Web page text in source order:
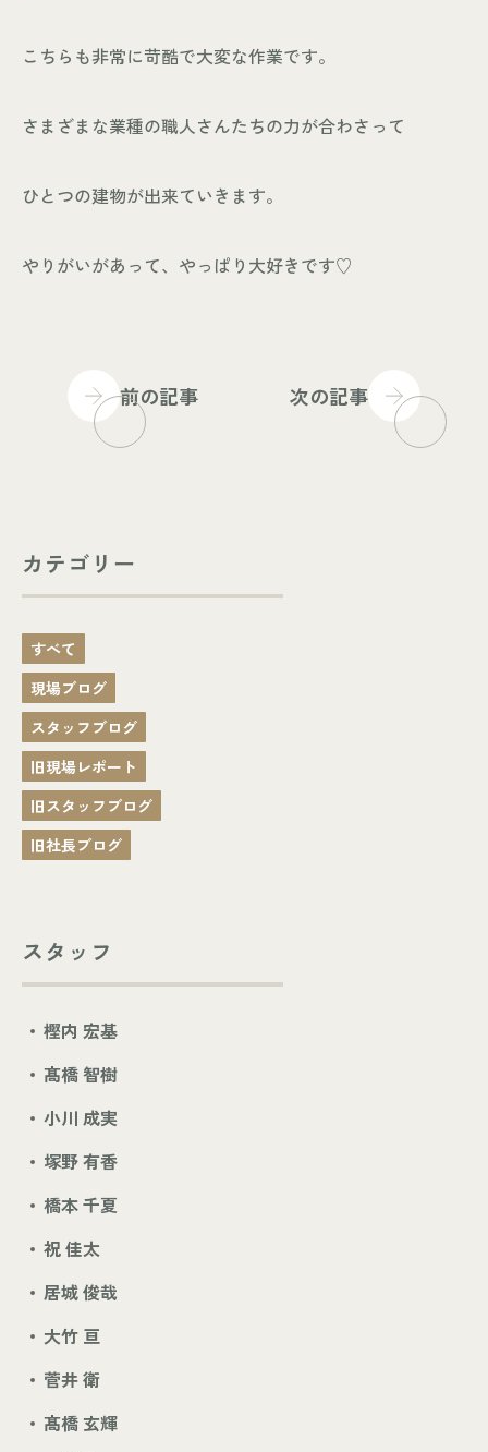
カテゴリー
すべて
現場ブログ
スタッフブログ
旧現場レポート
旧スタッフブログ
旧社長ブログ
スタッフ
樫内 宏基
髙橋 智樹
小川 成実
塚野 有香
橋本 千夏
祝 佳太
居城 俊哉
大竹 亘
菅井 衛
髙橋 玄輝
こちらも非常に苛酷で大変な作業です。
さまざまな業種の職人さんたちの力が合わさって
ひとつの建物が出来ていきます。
やりがいがあって、やっぱり大好きです♡
前の記事 次の記事